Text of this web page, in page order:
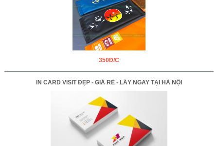
350Đ/C
IN CARD VISIT ĐẸP - GIÁ RẺ - LẤY NGAY TẠI HÀ NỘI